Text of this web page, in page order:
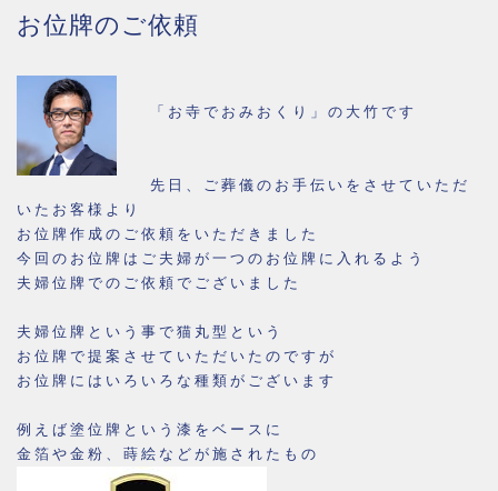
お位牌のご依頼
「お寺でおみおくり」の大竹です
先日、ご葬儀のお手伝いをさせていただ
いたお客様より
お位牌作成のご依頼をいただきました
今回のお位牌はご夫婦が一つのお位牌に入れるよう
夫婦位牌でのご依頼でございました
夫婦位牌という事で猫丸型という
お位牌で提案させていただいたのですが
お位牌にはいろいろな種類がございます
例えば塗位牌という漆をベースに
金箔や金粉、蒔絵などが施されたもの